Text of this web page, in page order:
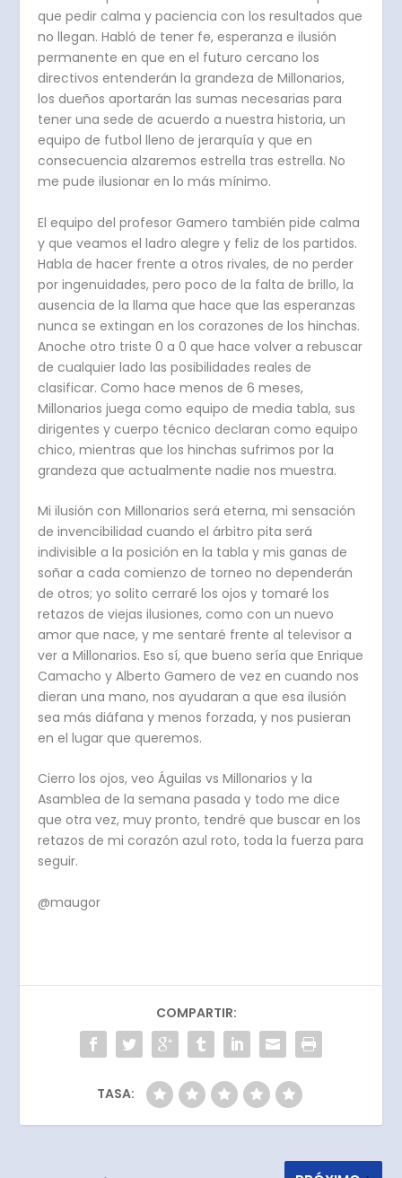
que pedir calma y paciencia con los resultados que
no llegan. Habló de tener fe, esperanza e ilusión
permanente en que en el futuro cercano los
directivos entenderán la grandeza de Millonarios,
los dueños aportarán las sumas necesarias para
tener una sede de acuerdo a nuestra historia, un
equipo de futbol lleno de jerarquía y que en
consecuencia alzaremos estrella tras estrella. No
me pude ilusionar en lo más mínimo.
El equipo del profesor Gamero también pide calma
y que veamos el ladro alegre y feliz de los partidos.
Habla de hacer frente a otros rivales, de no perder
por ingenuidades, pero poco de la falta de brillo, la
ausencia de la llama que hace que las esperanzas
nunca se extingan en los corazones de los hinchas.
Anoche otro triste 0 a 0 que hace volver a rebuscar
de cualquier lado las posibilidades reales de
clasificar. Como hace menos de 6 meses,
Millonarios juega como equipo de media tabla, sus
dirigentes y cuerpo técnico declaran como equipo
chico, mientras que los hinchas sufrimos por la
grandeza que actualmente nadie nos muestra.
Mi ilusión con Millonarios será eterna, mi sensación
de invencibilidad cuando el árbitro pita será
indivisible a la posición en la tabla y mis ganas de
soñar a cada comienzo de torneo no dependerán
de otros; yo solito cerraré los ojos y tomaré los
retazos de viejas ilusiones, como con un nuevo
amor que nace, y me sentaré frente al televisor a
ver a Millonarios. Eso sí, que bueno sería que Enrique
Camacho y Alberto Gamero de vez en cuando nos
dieran una mano, nos ayudaran a que esa ilusión
sea más diáfana y menos forzada, y nos pusieran
en el lugar que queremos.
Cierro los ojos, veo Águilas vs Millonarios y la
Asamblea de la semana pasada y todo me dice
que otra vez, muy pronto, tendré que buscar en los
retazos de mi corazón azul roto, toda la fuerza para
seguir.
@maugor
COMPARTIR:
TASA: